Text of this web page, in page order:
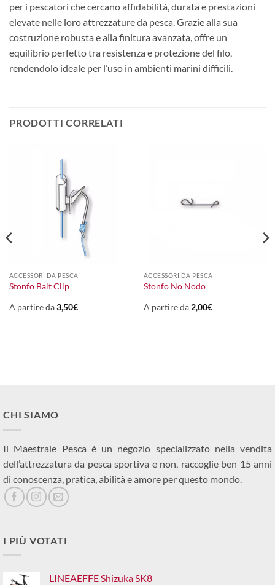
per i pescatori che cercano affidabilità, durata e prestazioni
elevate nelle loro attrezzature da pesca. Grazie alla sua
costruzione robusta e alla finitura avanzata, offre un
equilibrio perfetto tra resistenza e protezione del filo,
rendendolo ideale per l’uso in ambienti marini difficili.
PRODOTTI CORRELATI
ACCESSORI DA PESCA
Stonfo Bait Clip
A partire da3,50€
ACCESSORI DA PESCA
Stonfo No Nodo
A partire da2,00€
CHI SIAMO
Il Maestrale Pesca è un negozio specializzato nella vendita
dell’attrezzatura da pesca sportiva e non, raccoglie ben 15 anni
di conoscenza, pratica, abilità e amore per questo mondo.
I PIÙ VOTATI
LINEAEFFE Shizuka SK8